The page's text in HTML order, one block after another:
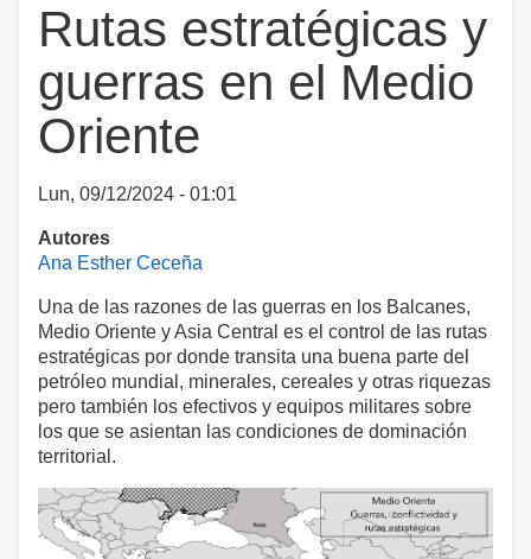
Rutas estratégicas y
guerras en el Medio
Oriente
Lun, 09/12/2024 - 01:01
Autores
Ana Esther Ceceña
Una de las razones de las guerras en los Balcanes,
Medio Oriente y Asia Central es el control de las rutas
estratégicas por donde transita una buena parte del
petróleo mundial, minerales, cereales y otras riquezas
pero también los efectivos y equipos militares sobre
los que se asientan las condiciones de dominación
territorial.